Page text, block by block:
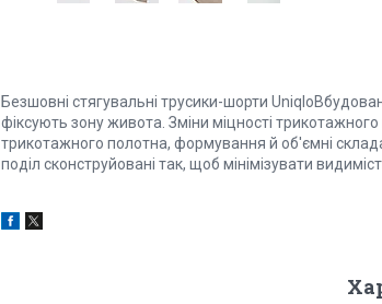
Безшовні стягувальні трусики-шорти
фіксують зону живота. Зміни міцності
трикотажного полотна, формування й об'ємні
поділ сконструйовані так, щоб мінімізувати